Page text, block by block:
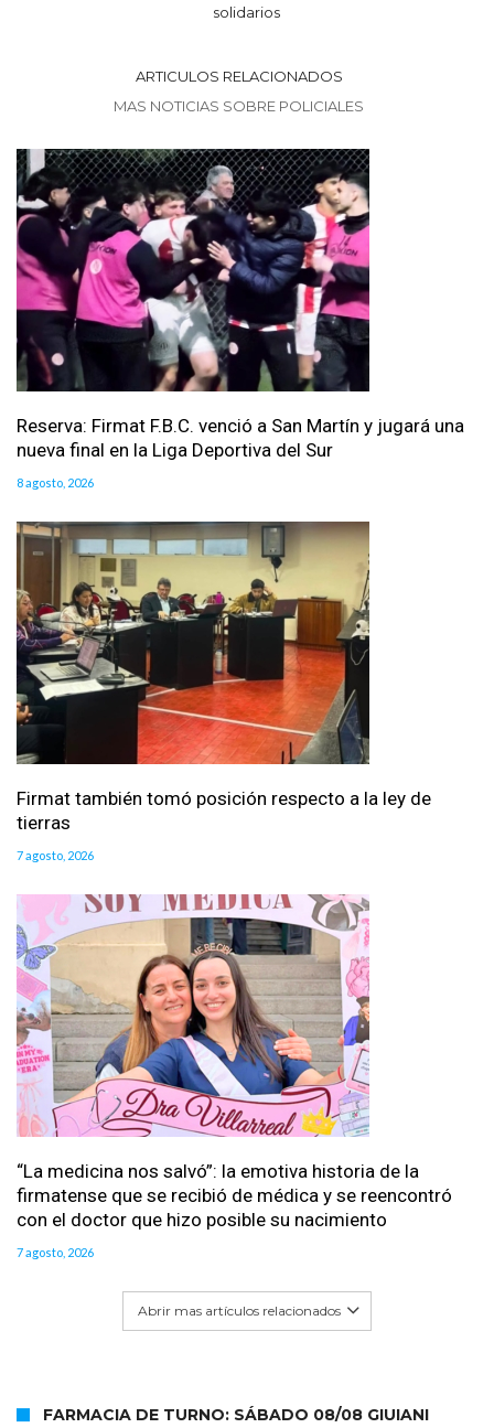
solidarios
ARTICULOS RELACIONADOS
MAS NOTICIAS SOBRE POLICIALES
Reserva: Firmat F.B.C. venció a San Martín y jugará una
nueva final en la Liga Deportiva del Sur
8 agosto, 2026
Firmat también tomó posición respecto a la ley de
tierras
7 agosto, 2026
“La medicina nos salvó”: la emotiva historia de la
firmatense que se recibió de médica y se reencontró
con el doctor que hizo posible su nacimiento
7 agosto, 2026
Abrir mas artículos relacionados
FARMACIA DE TURNO: SÁBADO 08/08 GIUIANI